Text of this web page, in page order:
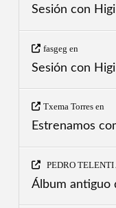
Sesión con
fasgeg en
Sesión con
Txema Torresen
Estrenamos
PEDRO
Álbum antiguo